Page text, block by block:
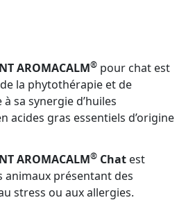
AROMACALM® pour chat est
la phytothérapie et de
sa synergie d’huiles
acides gras essentiels d’origine
AROMACALM® Chat est
animaux présentant des
stress ou aux allergies.